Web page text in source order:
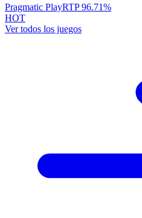
Pragmatic PlayRTP96.71%
HOT
Ver todos los juegos